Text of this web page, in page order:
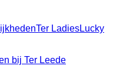
Ter LadiesLucky
bij Ter Leede